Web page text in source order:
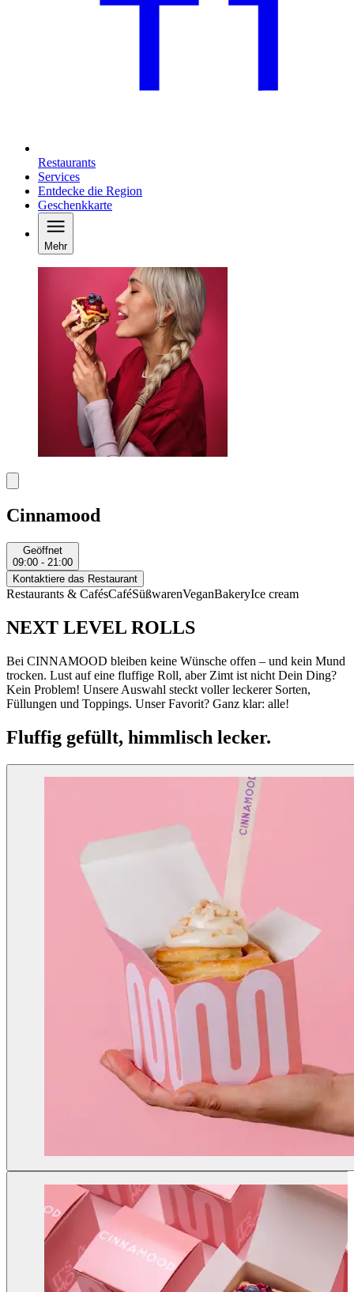
Restaurants
Services
Entdecke die Region
Geschenkkarte
Mehr
Cinnamood
Geöffnet
09:00 - 21:00
Kontaktiere das Restaurant
Restaurants & CafésCaféSüßwarenVeganBakeryIce cream
NEXT LEVEL ROLLS
Bei CINNAMOOD bleiben keine Wünsche offen – und kein Mund
trocken. Lust auf eine fluffige Roll, aber Zimt ist nicht Dein Ding?
Kein Problem! Unsere Auswahl steckt voller leckerer Sorten,
Füllungen und Toppings. Unser Favorit? Ganz klar: alle!
Fluffig gefüllt, himmlisch lecker.